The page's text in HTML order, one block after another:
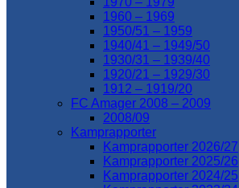
1960 – 1969
1950/51 – 1959
1940/41 – 1949/50
1930/31 – 1939/40
1920/21 – 1929/30
1912 – 1919/20
FC Amager 2008 – 2009
2008/09
Kamprapporter
Kamprapporter 2026/27
Kamprapporter 2025/26
Kamprapporter 2024/25